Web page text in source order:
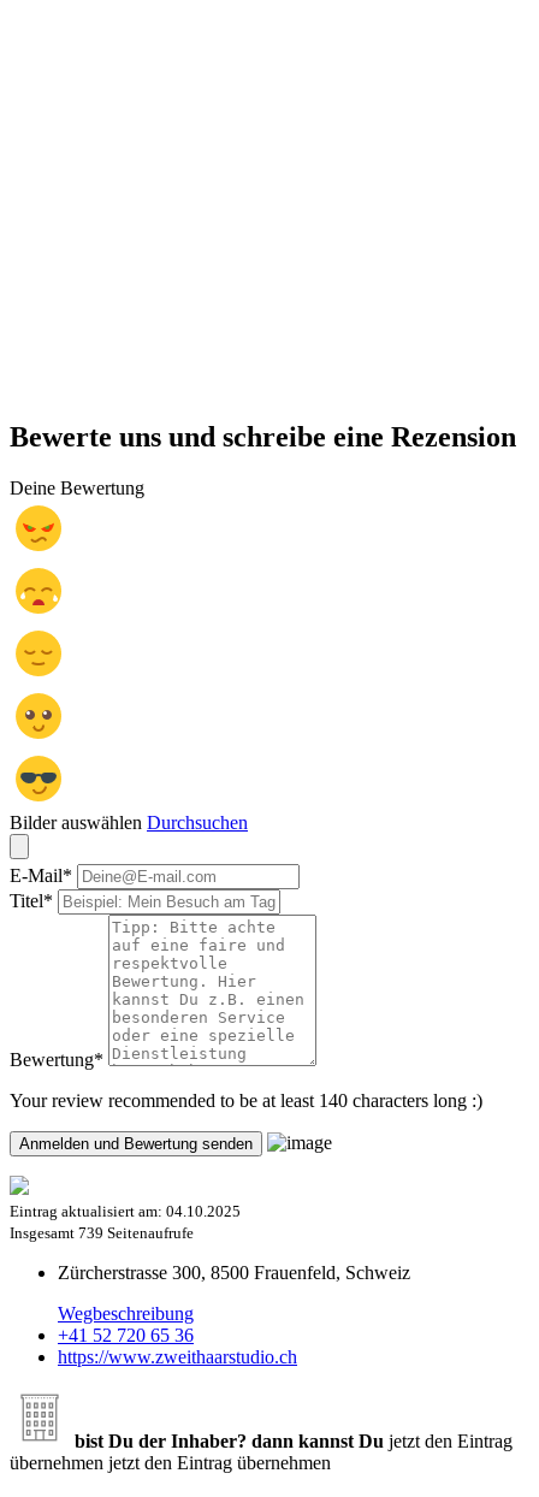
Bewerte uns und schreibe eine Rezension
Deine Bewertung
Bilder auswählen Durchsuchen
E-Mail*
Titel*
Bewertung*
Your review recommended to be at least 140 characters long :)
Eintrag aktualisiert am: 04.10.2025
Insgesamt 739 Seitenaufrufe
Zürcherstrasse 300, 8500 Frauenfeld, Schweiz
Wegbeschreibung
+41 52 720 65 36
https://www.zweithaarstudio.ch
bist Du der Inhaber? dann kannst Du jetzt den Eintrag
übernehmen jetzt den Eintrag übernehmen